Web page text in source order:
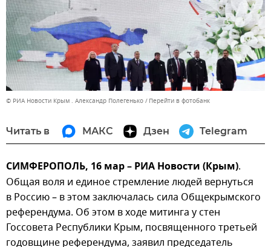
© РИА Новости Крым . Александр Полегенько Перейти в фотобанк
Читать в МАКС Дзен Telegram
СИМФЕРОПОЛЬ, 16 мар – РИА Новости (Крым).
Общая воля и единое стремление людей вернуться
в Россию – в этом заключалась сила Общекрымского
референдума. Об этом в ходе митинга у стен
Госсовета Республики Крым, посвященного третьей
годовщине референдума, заявил председатель